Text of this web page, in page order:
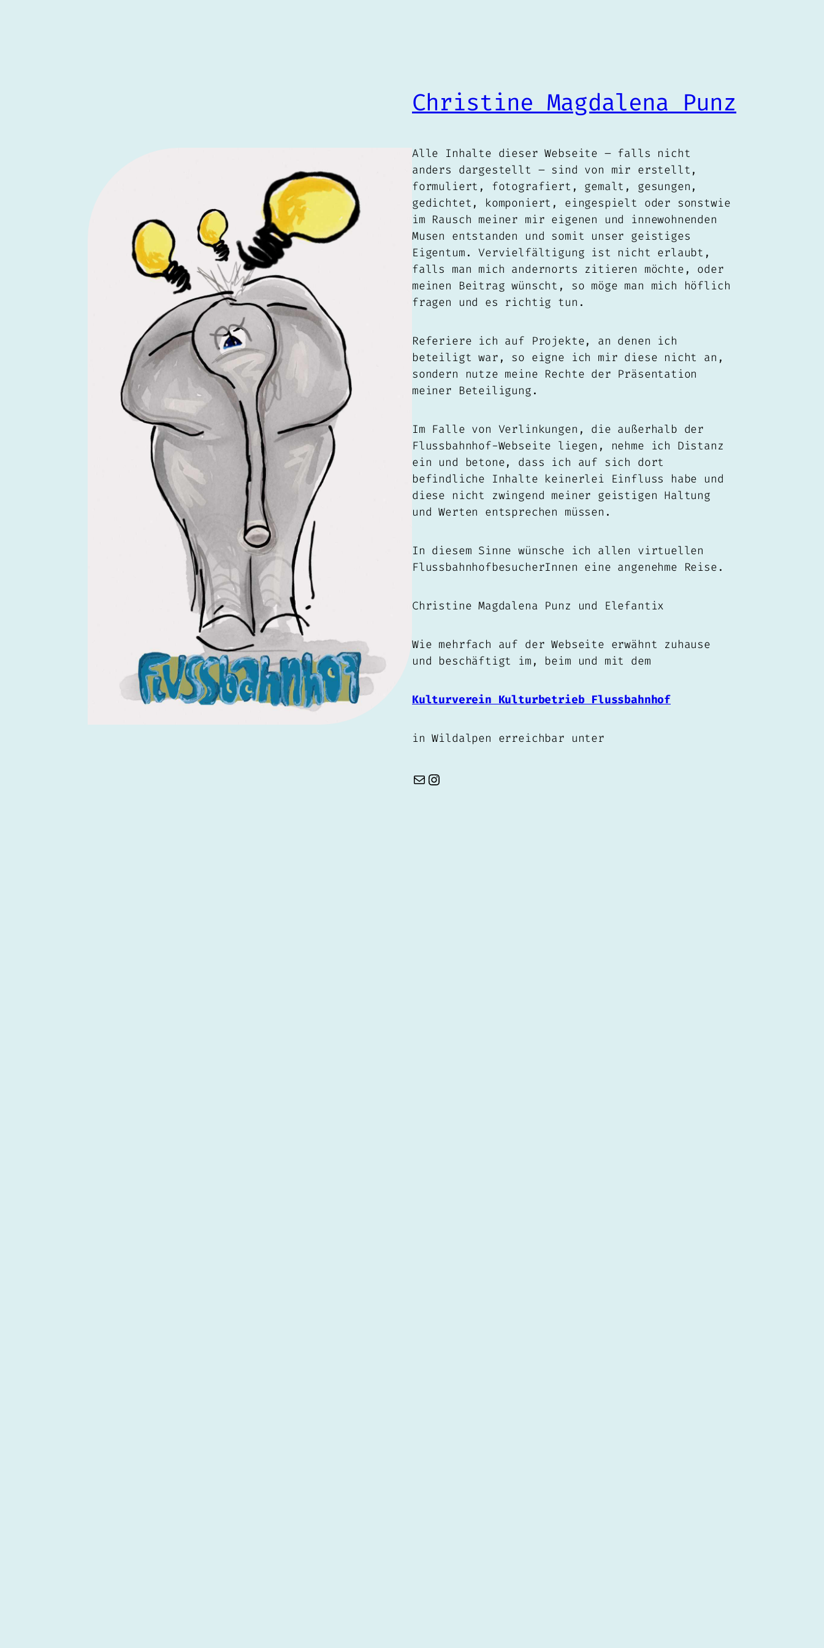
Christine Magdalena Punz
Alle Inhalte dieser Webseite – falls nicht
anders dargestellt – sind von mir erstellt,
formuliert, fotografiert, gemalt, gesungen,
gedichtet, komponiert, eingespielt oder sonstwie
im Rausch meiner mir eigenen und innewohnenden
Musen entstanden und somit unser geistiges
Eigentum. Vervielfältigung ist nicht erlaubt,
falls man mich andernorts zitieren möchte, oder
meinen Beitrag wünscht, so möge man mich höflich
fragen und es richtig tun.
Referiere ich auf Projekte, an denen ich
beteiligt war, so eigne ich mir diese nicht an,
sondern nutze meine Rechte der Präsentation
meiner Beteiligung.
Im Falle von Verlinkungen, die außerhalb der
Flussbahnhof-Webseite liegen, nehme ich Distanz
ein und betone, dass ich auf sich dort
befindliche Inhalte keinerlei Einfluss habe und
diese nicht zwingend meiner geistigen Haltung
und Werten entsprechen müssen.
In diesem Sinne wünsche ich allen virtuellen
FlussbahnhofbesucherInnen eine angenehme Reise.
Christine Magdalena Punz und Elefantix
Wie mehrfach auf der Webseite erwähnt zuhause
und beschäftigt im, beim und mit dem
Kulturverein Kulturbetrieb Flussbahnhof
in Wildalpen erreichbar unter
E-Mail Instagram